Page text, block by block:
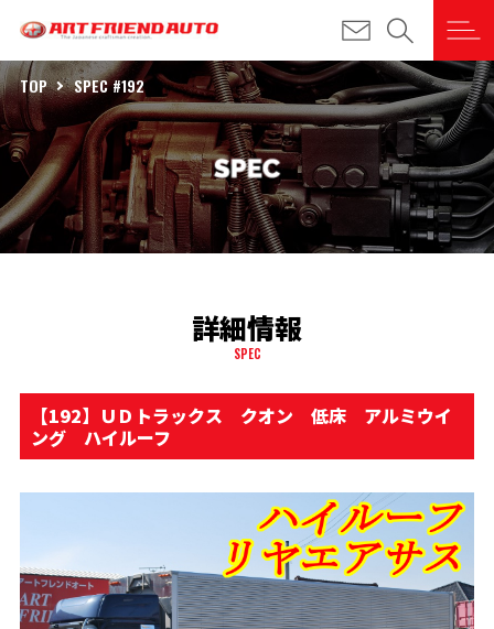
TOP SPEC #192
詳細情報
SPEC
【192】ＵＤトラックス クオン 低床 アルミウイ
ング ハイルーフ